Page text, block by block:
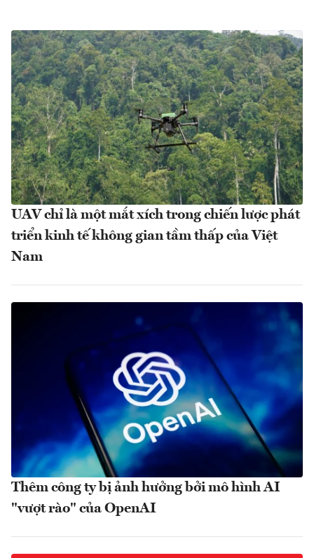
UAV chỉ là một mắt xích trong chiến lược phát
triển kinh tế không gian tầm thấp của Việt
Nam
Thêm công ty bị ảnh hưởng bởi mô hình AI
"vượt rào" của OpenAI